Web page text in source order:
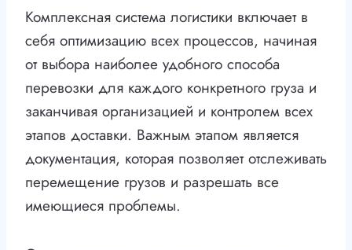
Комплексная система логистики включает в
себя оптимизацию всех процессов, начиная
от выбора наиболее удобного способа
перевозки для каждого конкретного груза и
заканчивая организацией и контролем всех
этапов доставки. Важным этапом является
документация, которая позволяет отслеживать
перемещение грузов и разрешать все
имеющиеся проблемы.